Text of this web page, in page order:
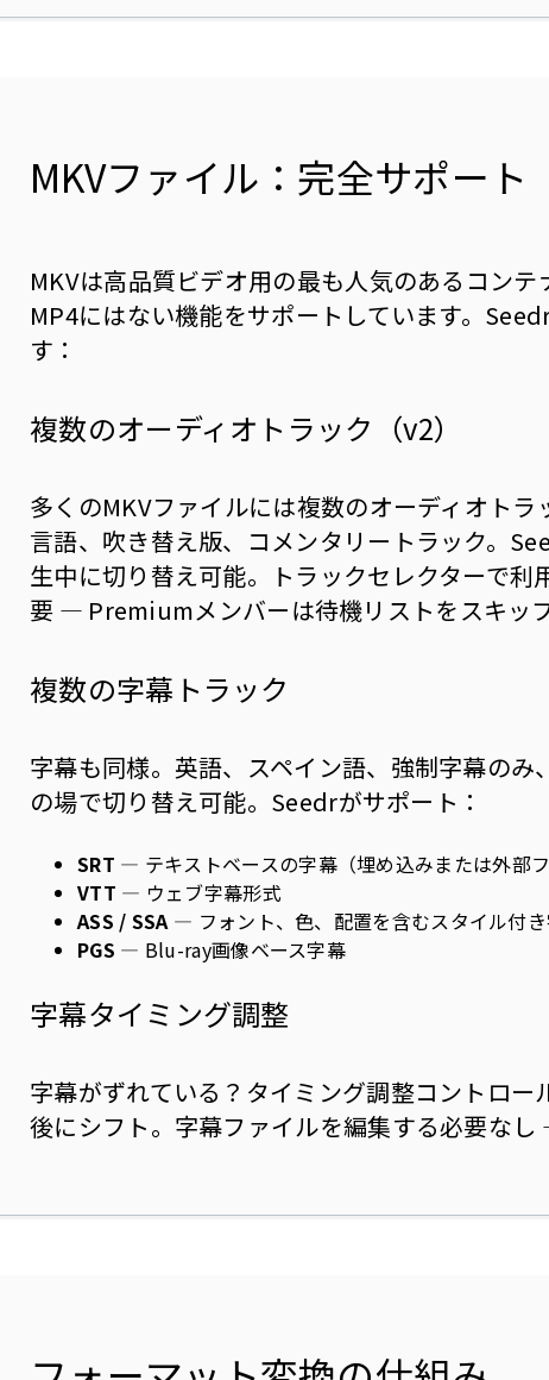
MKVファイル：完全サポート
MKVは高品質ビデオ用の最も人気のあるコン
MP4にはない機能をサポートしています。
す：
複数のオーディオトラック（v2）
多くのMKVファイルには複数のオーディオト
言語、吹き替え版、コメンタリートラック。
生中に切り替え可能。トラックセレクターで
要 — Premiumメンバーは待機リストをスキップ
複数の字幕トラック
字幕も同様。英語、スペイン語、強制字幕の
の場で切り替え可能。Seedrがサポート：
SRT — テキストベースの字幕（埋め込みまたは外部フ
VTT — ウェブ字幕形式
ASS / SSA— フォント、色、配置を含むスタイル付
PGS — Blu-ray画像ベース字幕
字幕タイミング調整
字幕がずれている？タイミング調整コントロー
後にシフト。字幕ファイルを編集する必要なし